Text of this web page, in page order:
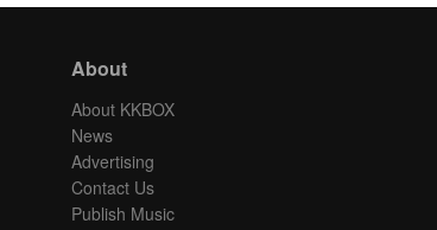
About
About KKBOX
News
Advertising
Contact Us
Publish Music